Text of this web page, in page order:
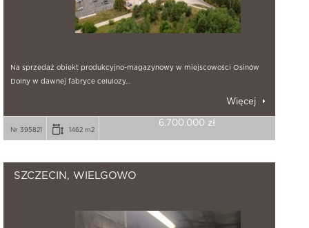
Na sprzedaż obiekt produkcyjno-magazynowy w miejscowości Osinów
Dolny w dawnej fabryce celulozy…
Więcej
Nr 395821 1462 m2
6.700.000 zł
SZCZECIN, WIELGOWO